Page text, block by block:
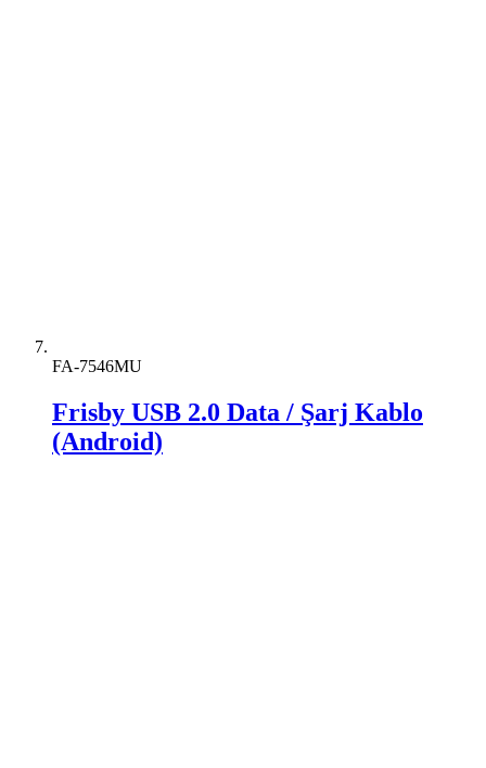
FA-7546MU
Frisby USB 2.0 Data / Şarj Kablo
(Android)